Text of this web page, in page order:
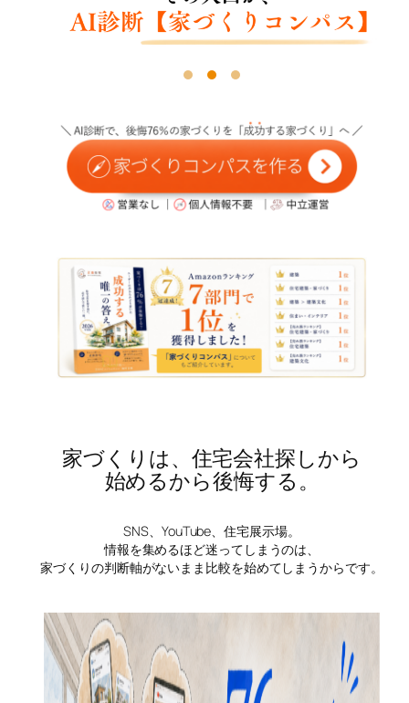
家づくりは、住宅会社探しから
始めるから後悔する。
SNS、YouTube、住宅展示場。
情報を集めるほど迷ってしまうのは、
家づくりの判断軸がないまま比較を始めてしまうからです。